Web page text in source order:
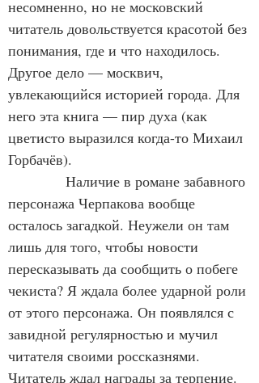
несомненно, но не московский
читатель довольствуется красотой без
понимания, где и что находилось.
Другое дело — москвич,
увлекающийся историей города. Для
него эта книга — пир духа (как
цветисто выразился когда-то Михаил
Горбачёв).
Наличие в романе забавного
персонажа Черпакова вообще
осталось загадкой. Неужели он там
лишь для того, чтобы новости
пересказывать да сообщить о побеге
чекиста? Я ждала более ударной роли
от этого персонажа. Он появлялся с
завидной регулярностью и мучил
читателя своими россказнями.
Читатель ждал награды за терпение.